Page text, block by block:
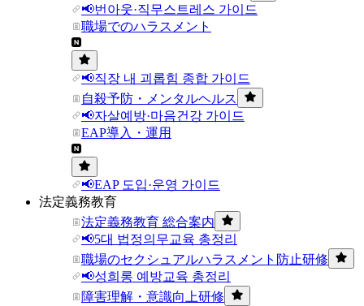
📢번아웃·직무스트레스 가이드
職場でのハラスメント
📢직장 내 괴롭힘 종합 가이드
自殺予防・メンタルヘルス
📢자살예방·마음건강 가이드
EAP導入・運用
📢EAP 도입·운영 가이드
法定義務教育
法定義務教育 総合案内
📢5대 법정의무교육 총정리
職場のセクシュアルハラスメント防止研修
📢성희롱 예방교육 총정리
障害理解・意識向上研修